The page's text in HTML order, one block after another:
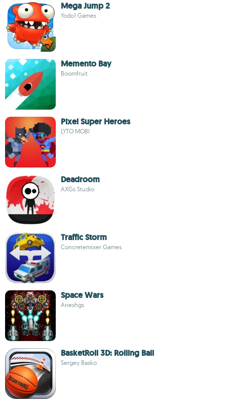
Mega Jump 2
Yodo1 Games
Memento Bay
Boomfruit
Pixel Super Heroes
LYTO MOBI
Deadroom
AXGs Studio
Traffic Storm
Concretemixer Games
Space Wars
Arieshgs
BasketRoll 3D: Rolling Ball
Sergey Basko